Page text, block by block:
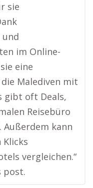
sie
im Online-
eine
Malediven mit
gibt oft Deals,
Reisebüro
kann
vergleichen.“
post.